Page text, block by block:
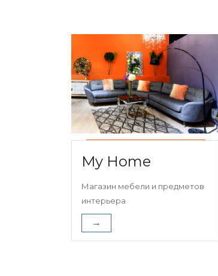
My Home
Магазин мебели и предметов
интерьера
→